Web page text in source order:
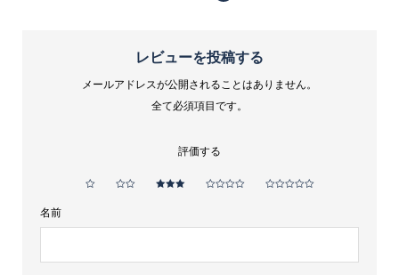
レビューを投稿する
メールアドレスが公開されることはありません。
全て必須項目です。
評価する
名前